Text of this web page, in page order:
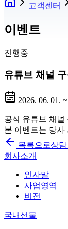
고객센터
이벤트
진행중
유튜브 채널
2026. 06. 01.
공식 유튜브 채널
본 이벤트는 당사
목록으로상담
회사소개
인사말
사업영역
비전
국내선물